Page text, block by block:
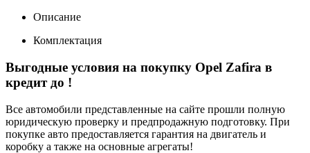
Описание
Комплектация
Выгодные условия на покупку Opel Zafira в
кредит до !
Все автомобили представленные на сайте прошли полную
юридическую проверку и предпродажную подготовку. При
покупке авто предоставляется гарантия на двигатель и
коробку а также на основные агрегаты!